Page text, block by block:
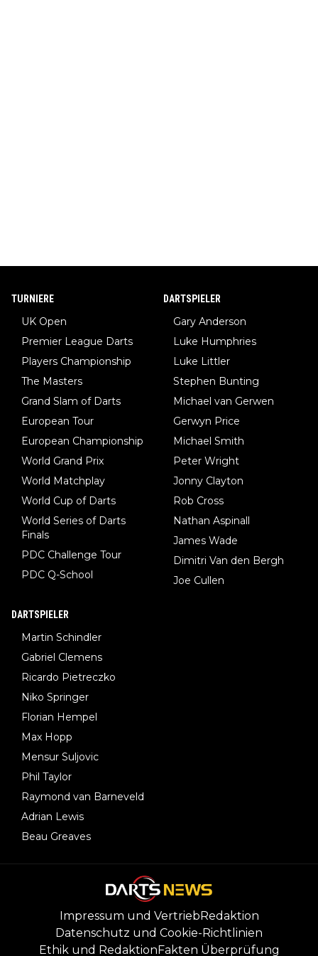
TURNIERE
UK Open
Premier League Darts
Players Championship
The Masters
Grand Slam of Darts
European Tour
European Championship
World Grand Prix
World Matchplay
World Cup of Darts
World Series of Darts
Finals
PDC Challenge Tour
PDC Q-School
DARTSPIELER
Gary Anderson
Luke Humphries
Luke Littler
Stephen Bunting
Michael van Gerwen
Gerwyn Price
Michael Smith
Peter Wright
Jonny Clayton
Rob Cross
Nathan Aspinall
James Wade
Dimitri Van den Bergh
Joe Cullen
DARTSPIELER
Martin Schindler
Gabriel Clemens
Ricardo Pietreczko
Niko Springer
Florian Hempel
Max Hopp
Mensur Suljovic
Phil Taylor
Raymond van Barneveld
Adrian Lewis
Beau Greaves
Impressum und VertriebRedaktion
Datenschutz und Cookie-Richtlinien
Ethik und RedaktionFakten Überprüfung